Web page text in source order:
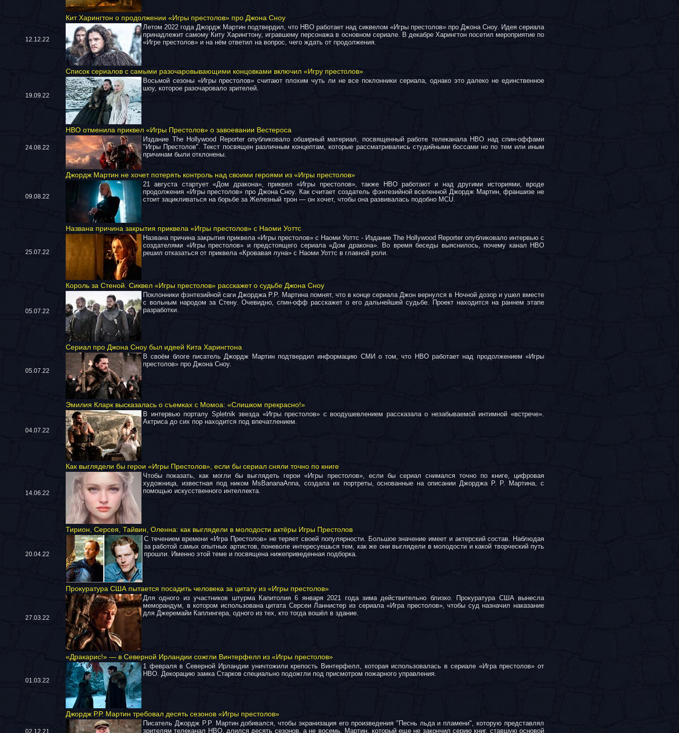
12.12.22
Кит Харингтон о продолжении «Игры престолов» про Джона Сноу
Летом 2022 года Джордж Мартин подтвердил, что HBO работает над сиквелом «Игры престолов» про Джона Сноу. Идея сериала
принадлежит самому Киту Харингтону, игравшему персонажа в основном сериале. В декабре Харингтон посетил мероприятие по
«Игре престолов» и на нём ответил на вопрос, чего ждать от продолжения.
19.09.22
Список сериалов с самыми разочаровывающими концовками включил «Игру престолов»
Восьмой сезоны «Игры престолов» считают плохим чуть ли не все поклонники сериала, однако это далеко не единственное
шоу, которое разочаровало зрителей.
24.08.22
HBO отменила приквел «Игры Престолов» о завоевании Вестероса
Издание The Hollywood Reporter опубликовало обширный материал, посвященный работе телеканала HBO над спин-оффами
"Игры Престолов". Текст посвящен различным концептам, которые рассматривались студийными боссами но по тем или иным
причинам были отклонены.
09.08.22
Джордж Мартин не хочет потерять контроль над своими героями из «Игры престолов»
21 августа стартует «Дом дракона», приквел «Игры престолов», также HBO работают и над другими историями, вроде
продолжения «Игры престолов» про Джона Сноу. Как считает создатель фэнтезийной вселенной Джордж Мартин, франшизе не
стоит зацикливаться на борьбе за Железный трон — он хочет, чтобы она развивалась подобно MCU.
25.07.22
Названа причина закрытия приквела «Игры престолов» с Наоми Уоттс
Названа причина закрытия приквела «Игры престолов» с Наоми Уоттс - Издание The Hollywood Reporter опубликовало интервью с
создателями «Игры престолов» и предстоящего сериала «Дом дракона». Во время беседы выяснилось, почему канал HBO
решил отказаться от приквела «Кровавая луна» с Наоми Уоттс в главной роли.
05.07.22
Король за Стеной. Сиквел «Игры престолов» расскажет о судьбе Джона Сноу
Поклонники фэнтезийной саги Джорджа Р.Р. Мартина помнят, что в конце сериала Джон вернулся в Ночной дозор и ушел вместе
с вольным народом за Стену. Очевидно, спин-офф расскажет о его дальнейшей судьбе. Проект находится на раннем этапе
разработки.
05.07.22
Сериал про Джона Сноу был идеей Кита Харингтона
В своём блоге писатель Джордж Мартин подтвердил информацию СМИ о том, что HBO работает над продолжением «Игры
престолов» про Джона Сноу.
04.07.22
Эмилия Кларк высказалась о съемках с Момоа: «Слишком прекрасно!»
В интервью порталу Spletnik звезда «Игры престолов» с воодушевлением рассказала о незабываемой интимной «встрече».
Актриса до сих пор находится под впечатлением.
14.06.22
Как выглядели бы герои «Игры Престолов», если бы сериал сняли точно по книге
Чтобы показать, как могли бы выглядеть герои «Игры престолов», если бы сериал снимался точно по книге, цифровая
художница, известная под ником MsBananaAnna, создала их портреты, основанные на описании Джорджа Р. Р. Мартина, с
помощью искусственного интеллекта.
20.04.22
Тирион, Серсея, Тайвин, Оленна: как выглядели в молодости актёры Игры Престолов
С течением времени «Игра Престолов» не теряет своей популярности. Большое значение имеет и актерский состав. Наблюдая
за работой самых опытных артистов, поневоле интересуешься тем, как же они выглядели в молодости и какой творческий путь
прошли. Именно этой теме и посвящена нижеприведенная подборка.
27.03.22
Прокуратура США пытается посадить человека за цитату из «Игры престолов»
Для одного из участников штурма Капитолия 6 января 2021 года зима действительно близко. Прокуратура США вынесла
меморандум, в котором использована цитата Серсеи Ланнистер из сериала «Игра престолов», чтобы суд назначил наказание
для Джеремайи Каплингера, одного из тех, кто тогда вошёл в здание.
01.03.22
«Дракарис!» — в Северной Ирландии сожгли Винтерфелл из «Игры престолов»
1 февраля в Северной Ирландии уничтожили крепость Винтерфелл, которая использовалась в сериале «Игра престолов» от
HBO. Декорацию замка Старков специально подожгли под присмотром пожарного управления.
02.12.21
Джордж Р.Р. Мартин требовал десять сезонов «Игры престолов»
Писатель Джордж Р.Р. Мартин добивался, чтобы экранизация его произведения "Песнь льда и пламени", которую представлял
зрителям телеканал HBO, длился десять сезонов, а не восемь. Мартин, который еще не закончил серию книг, ставшую основой